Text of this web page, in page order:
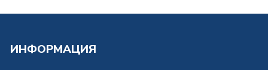
ИНФОРМАЦИЯ